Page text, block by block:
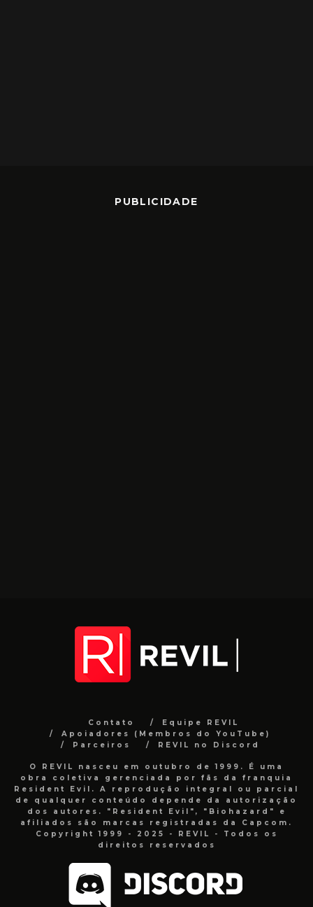
PUBLICIDADE
Contato
Equipe REVIL
Apoiadores (Membros do YouTube)
Parceiros
REVIL no Discord
O REVIL nasceu em outubro de 1999. É uma
obra coletiva gerenciada por fãs da franquia
Resident Evil. A reprodução integral ou parcial
de qualquer conteúdo depende da autorização
dos autores. "Resident Evil", "Biohazard" e
afiliados são marcas registradas da Capcom.
Copyright 1999 - 2025 - REVIL - Todos os
direitos reservados